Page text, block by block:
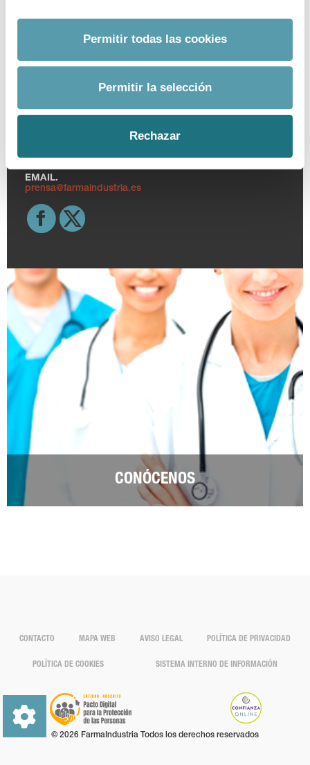
Permitir todas las cookies
Permitir la selección
Rechazar
BANCO DE IMÁGENES
915 159 350
EMAIL.
prensa@farmaindustria.es
CONÓCENOS
CONTACTO MAPA WEB AVISO LEGAL POLÍTICA DE PRIVACIDAD
POLÍTICA DE COOKIES SISTEMA INTERNO DE INFORMACIÓN
© 2026 FarmaIndustria Todos los derechos reservados